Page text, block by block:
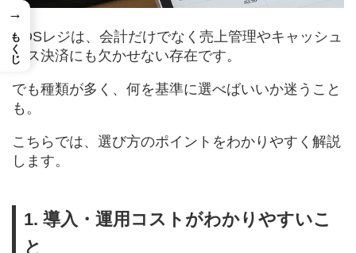
POSレジは、会計だけでなく売上管理やキャッシュ
レス決済にも欠かせない存在です。
でも種類が多く、何を基準に選べばいいか迷うこと
も。
こちらでは、選び方のポイントをわかりやすく解説
します。
1. 導入・運用コストがわかりやすいこ
と
→
もくじ